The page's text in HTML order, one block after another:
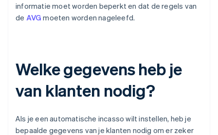
informatie moet worden beperkt en dat de regels van
de AVG moeten worden nageleefd.
Welke gegevens heb je
van klanten nodig?
Als je een automatische incasso wilt instellen, heb je
bepaalde gegevens van je klanten nodig om er zeker